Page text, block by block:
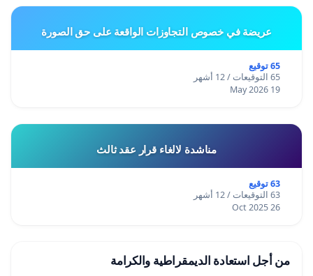
عريضة في خصوص التجاوزات الواقعة على حق الصورة
65 توقيع
65 التوقيعات / 12 أشهر
19 May 2026
مناشدة لالغاء قرار عقد ثالث
63 توقيع
63 التوقيعات / 12 أشهر
26 Oct 2025
من أجل استعادة الديمقراطية والكرامة